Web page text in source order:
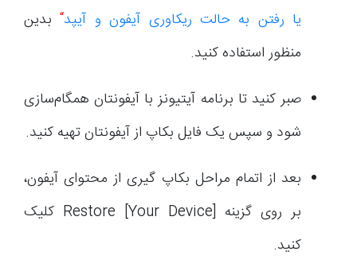
یا رفتن به حالت ریکاوری آیفون و آیپد“بدین
منظور استفاده کنید.
صبر کنید تا برنامه آیتیونز با آیفونتان همگام‌سازی
شود و سپس یک فایل بکاپ از آیفونتان تهیه کنید.
بعد از اتمام مراحل بکاپ گیری از محتوای آیفون،
بر روی گزینه Restore [Your Device] کلیک
کنید.